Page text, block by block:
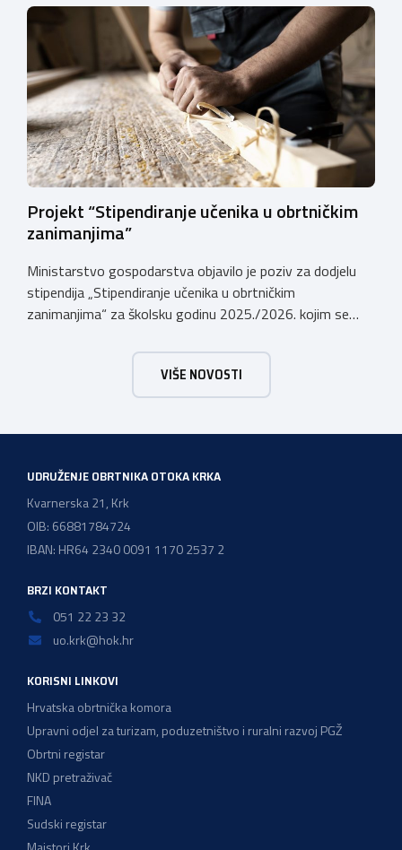
male vrijednosti u ukupnom iznosu od 3.403.640,00 €.
Program je namijenjen subjektima malog gospodarstva
registriranim za ugostiteljske i/ili turističke djelatnosti,
obiteljskim poljoprivrednim
gospodarstvima/poljoprivrednicima koja su registrirana
za pružanje […]
Projekt “Stipendiranje učenika u obrtničkim
zanimanjima”
Ministarstvo gospodarstva objavilo je poziv za dodjelu
stipendija „Stipendiranje učenika u obrtničkim
zanimanjima“ za školsku godinu 2025./2026. kojim se
2025./2026. obrazuju temeljem programa/kurikula u
trogodišnjem trajanju za stjecanje deficitarnih obrtničkih
zanimanja, sukladno Preporukama za obrazovnu upisnu
VIŠE NOVOSTI
UDRUŽENJE OBRTNIKA OTOKA KRKA
Kvarnerska 21, Krk
OIB: 66881784724
IBAN: HR64 2340 0091 1170 2537 2
BRZI KONTAKT
051 22 23 32
uo.krk@hok.hr
KORISNI LINKOVI
Hrvatska obrtnička komora
Upravni odjel za turizam, poduzetništvo i ruralni razvoj PGŽ
Obrtni registar
NKD pretraživač
FINA
Sudski registar